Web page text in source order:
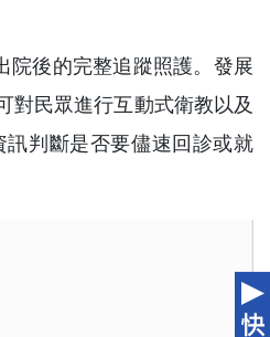
院後的完整追蹤照護。發展
對民眾進行互動式衛教以及
判斷是否要儘速回診或就